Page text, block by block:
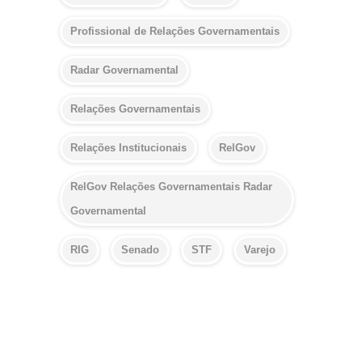
Profissional de Relações Governamentais
Radar Governamental
Relações Governamentais
Relações Institucionais RelGov
RelGov Relações Governamentais Radar
Governamental
RIG Senado STF Varejo